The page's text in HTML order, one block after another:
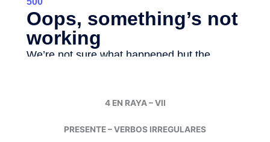
4 EN RAYA – VII
PRESENTE – VERBOS IRREGULARES